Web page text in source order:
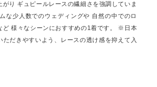
がり ギュピールレースの繊細さを強調していま
な少人数でのウェディングや 自然の中でのロ
ど 様々なシーンにおすすめの1着です。 ※日本
ただきやすいよう、レースの透け感を抑えて入